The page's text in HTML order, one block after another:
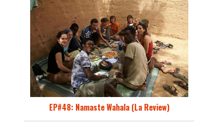
EP#48: Namaste Wahala (La Review)